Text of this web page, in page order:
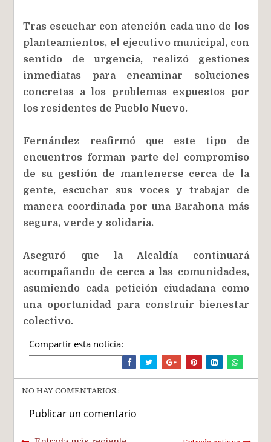
Tras escuchar con atención cada uno de los
planteamientos, el ejecutivo municipal, con
sentido de urgencia, realizó gestiones
inmediatas para encaminar soluciones
concretas a los problemas expuestos por
los residentes de Pueblo Nuevo.
Fernández reafirmó que este tipo de
encuentros forman parte del compromiso
de su gestión de mantenerse cerca de la
gente, escuchar sus voces y trabajar de
manera coordinada por una Barahona más
segura, verde y solidaria.
Aseguró que la Alcaldía continuará
acompañando de cerca a las comunidades,
asumiendo cada petición ciudadana como
una oportunidad para construir bienestar
colectivo.
Compartir esta noticia:
NO HAY COMENTARIOS.:
Publicar un comentario